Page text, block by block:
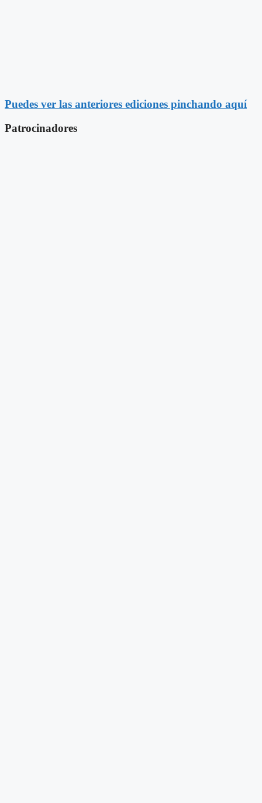
Puedes ver las anteriores ediciones pinchando aquí
Patrocinadores